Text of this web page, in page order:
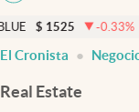
Economía y Política
Finanzas y Mercados
Mercados Online
% DÓLAR
El Cronista
Real Estate